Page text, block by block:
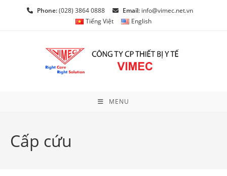
Phone:(028) 3864 0888 Email:info@vimec.net.vn
Tiếng Việt
English
MENU
Cấp cứu